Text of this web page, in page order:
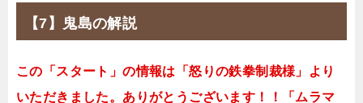
【7】鬼島の解説
この「スタート」の情報は「怒りの鉄拳制裁様」より
いただきました。ありがとうございます！！「ムラマ